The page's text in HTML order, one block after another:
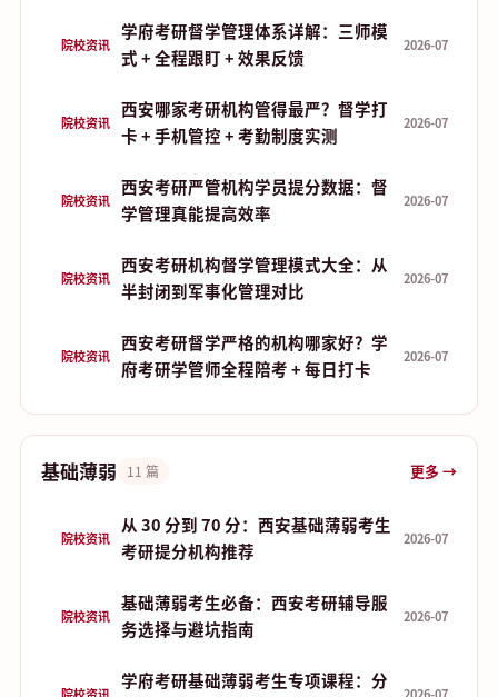
院校资讯
学府考研督学管理体系详解：三师模
式 + 全程跟盯 + 效果反馈
2026-07
院校资讯
西安哪家考研机构管得最严？督学打
卡 + 手机管控 + 考勤制度实测
2026-07
院校资讯
西安考研严管机构学员提分数据：督
学管理真能提高效率
2026-07
院校资讯
西安考研机构督学管理模式大全：从
半封闭到军事化管理对比
2026-07
院校资讯
西安考研督学严格的机构哪家好？学
府考研学管师全程陪考 + 每日打卡
2026-07
基础薄弱 11 篇 更多 →
院校资讯
从 30 分到 70 分：西安基础薄弱考生
考研提分机构推荐
2026-07
院校资讯
基础薄弱考生必备：西安考研辅导服
务选择与避坑指南
2026-07
学府考研基础薄弱考生专项课程：分